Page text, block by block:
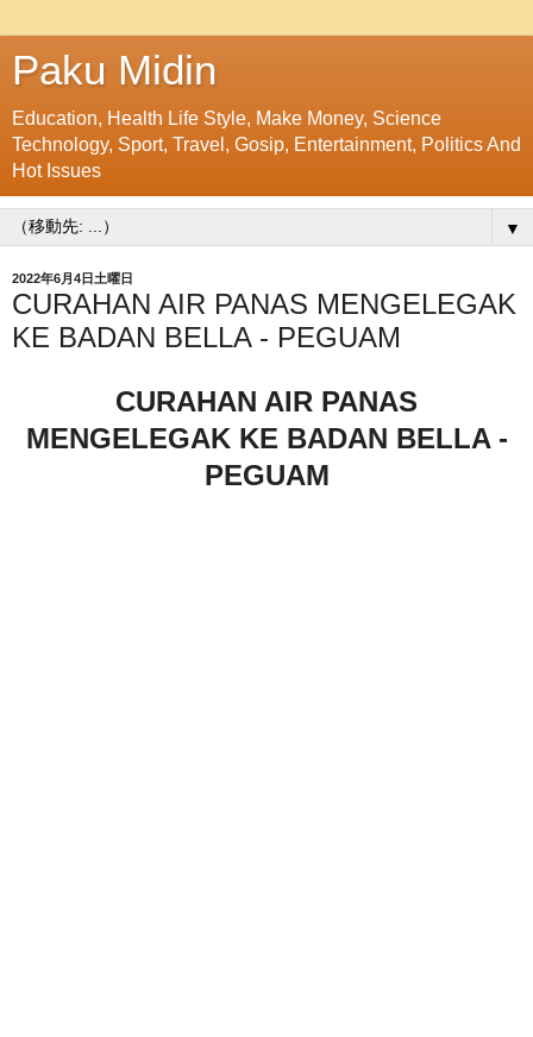
Paku Midin
Education, Health Life Style, Make Money, Science
Technology, Sport, Travel, Gosip, Entertainment, Politics And
Hot Issues
▼
2022年6月4日土曜日
CURAHAN AIR PANAS MENGELEGAK
KE BADAN BELLA - PEGUAM
CURAHAN AIR PANAS
MENGELEGAK KE BADAN BELLA -
PEGUAM